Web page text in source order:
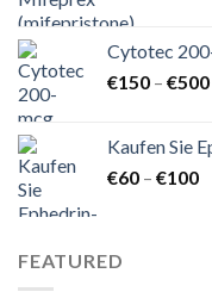
Cytotec
€150 – €500
Kaufen Sie
€60 – €100
FEATURED